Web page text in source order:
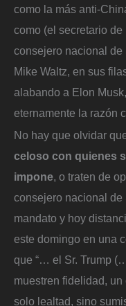
como la más anti-
como (el secretario
consejero nacional
Mike Waltz, en sus
alabando a Elon
eternamente la razón
No hay que olvidar
celoso con quienes
impone, o traten de
consejero nacional de
mandato y hoy
este domingo en una
que “… el Sr. Trump
muestren fidelidad,
solo lealtad, sino